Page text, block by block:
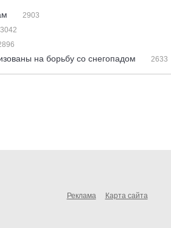
2903
3042
на борьбу со снегопадом 2633
Реклама Карта сайта